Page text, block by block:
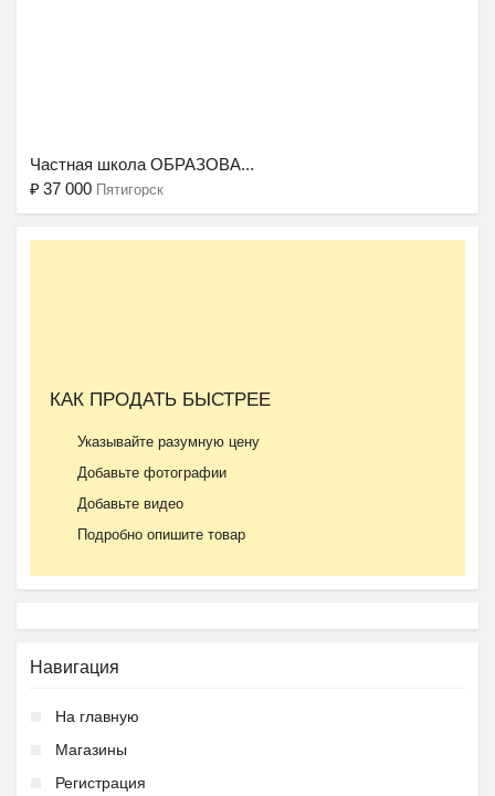
Частная школа ОБРАЗОВА...
₽ 37 000 Пятигорск
КАК ПРОДАТЬ БЫСТРЕЕ
Указывайте разумную цену
Добавьте фотографии
Добавьте видео
Подробно опишите товар
Навигация
На главную
Магазины
Регистрация